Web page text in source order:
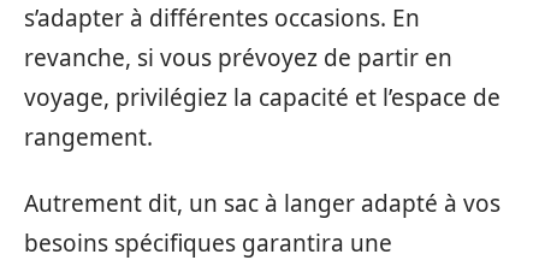
s’adapter à différentes occasions. En
revanche, si vous prévoyez de partir en
voyage, privilégiez la capacité et l’espace de
rangement.
Autrement dit, un sac à langer adapté à vos
besoins spécifiques garantira une